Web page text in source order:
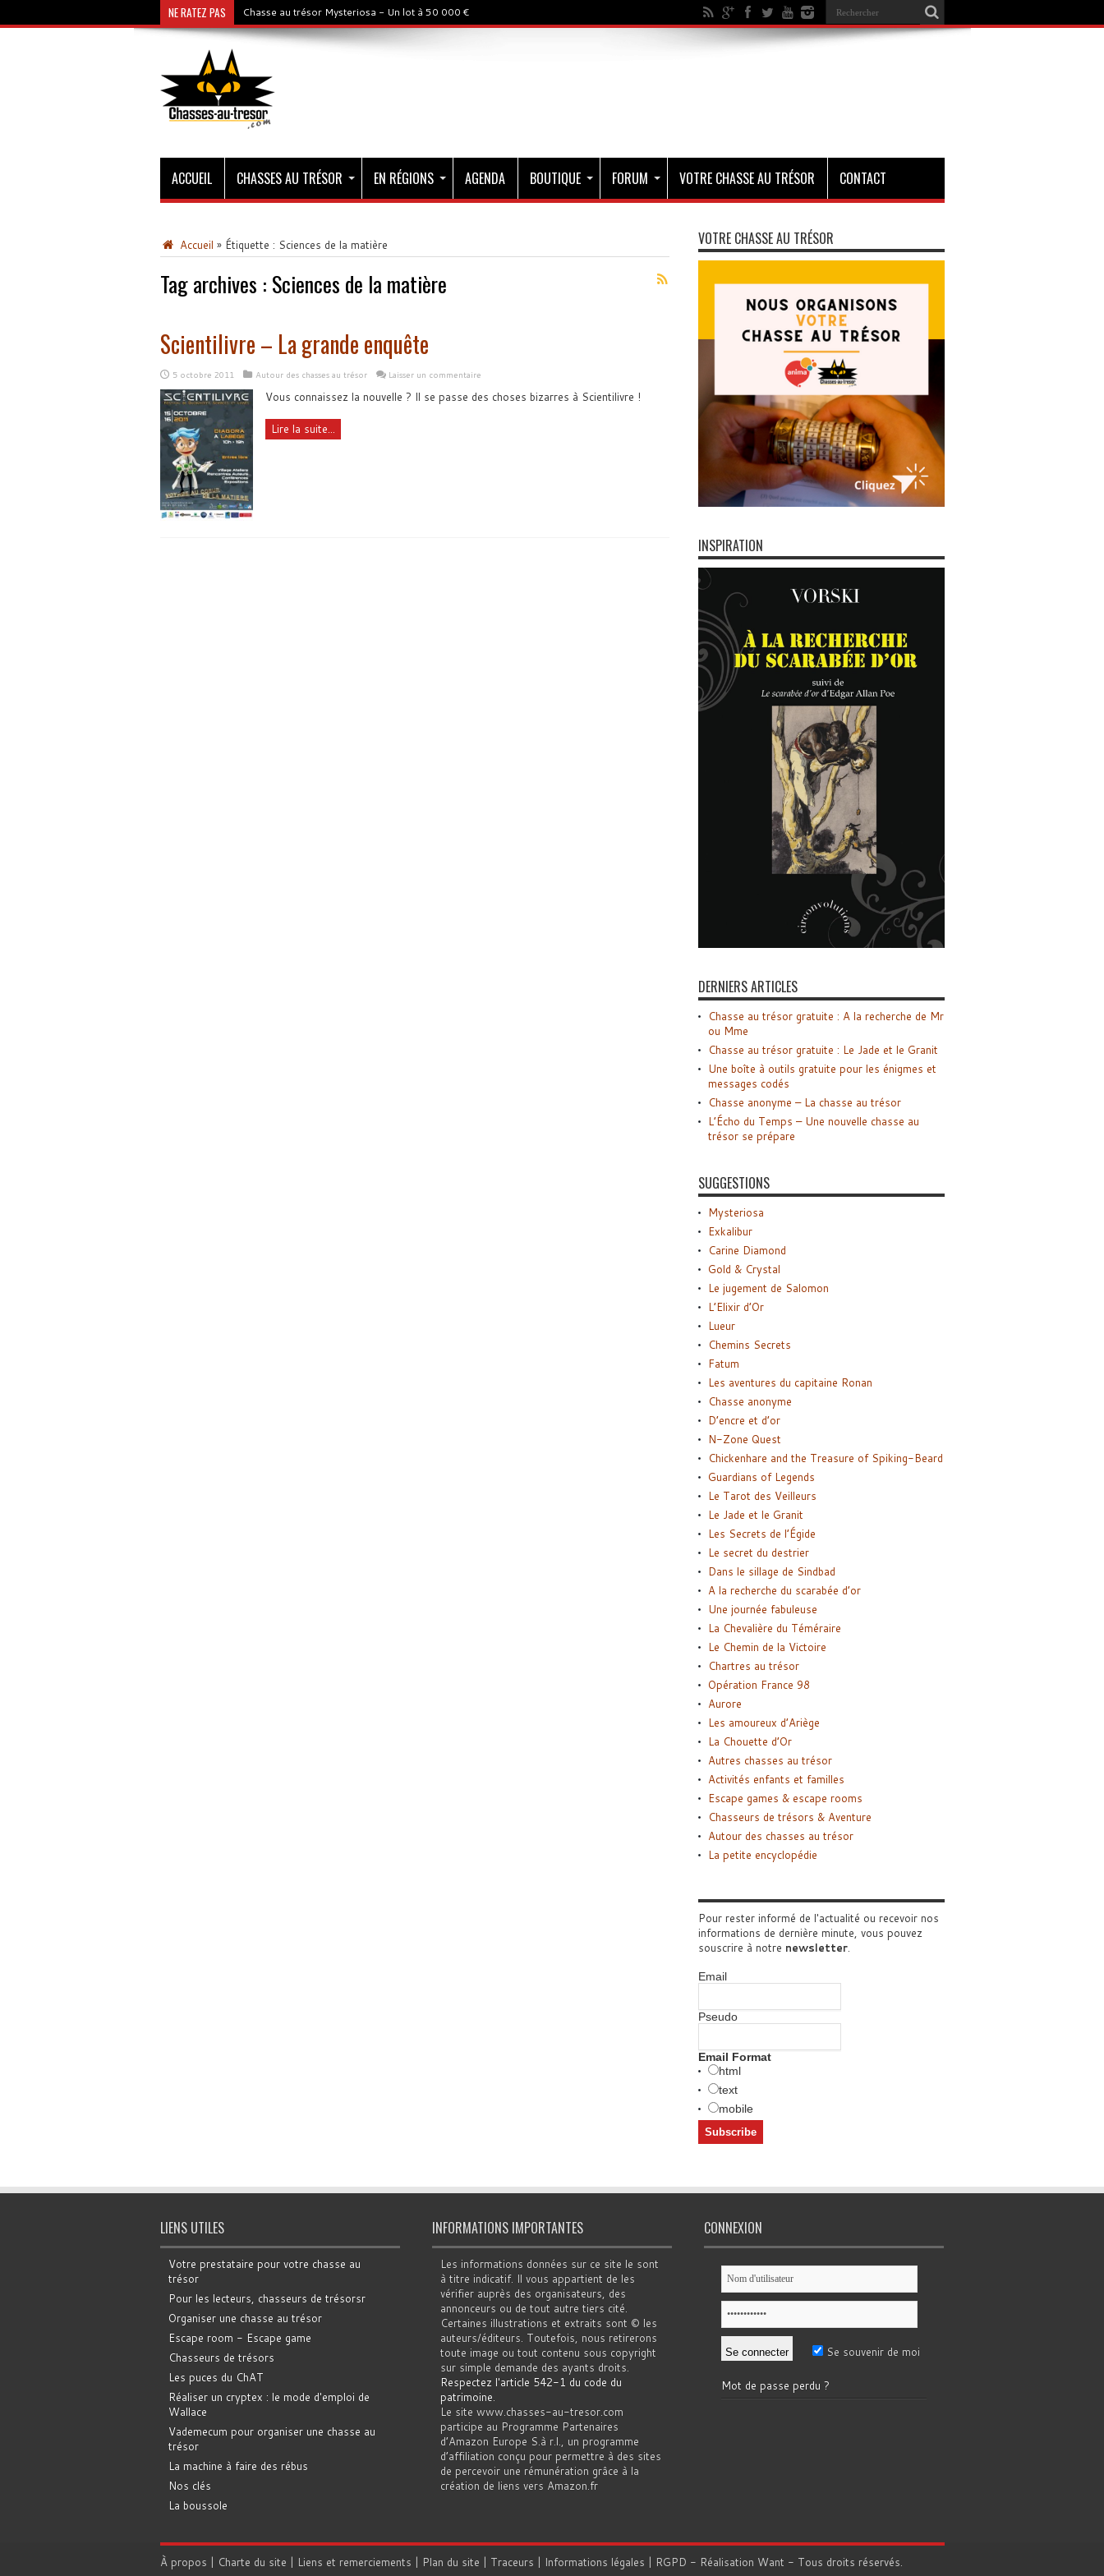
NE RATEZ PAS Chasse au trésor Mysteriosa - Un lot à 50 000 €
ACCUEIL CHASSES AU TRÉSOR EN RÉGIONS AGENDA BOUTIQUE FORUM VOTRE CHASSE AU TRÉSOR CONTACT
Accueil » Étiquette : Sciences de la matière
Tag archives : Sciences de la matière
Scientilivre – La grande enquête
5 octobre 2011 Autour des chasses au trésor Laisser un commentaire
Vous connaissez la nouvelle ? Il se passe des choses bizarres à Scientilivre !
Lire la suite...
VOTRE CHASSE AU TRÉSOR
INSPIRATION
DERNIERS ARTICLES
Chasse au trésor gratuite : A la recherche de Mr
ou Mme
Chasse au trésor gratuite : Le Jade et le Granit
Une boîte à outils gratuite pour les énigmes et
messages codés
Chasse anonyme – La chasse au trésor
L’Écho du Temps – Une nouvelle chasse au
trésor se prépare
SUGGESTIONS
Mysteriosa
Exkalibur
Carine Diamond
Gold & Crystal
Le jugement de Salomon
L’Elixir d’Or
Lueur
Chemins Secrets
Fatum
Les aventures du capitaine Ronan
Chasse anonyme
D’encre et d’or
N-Zone Quest
Chickenhare and the Treasure of Spiking-Beard
Guardians of Legends
Le Tarot des Veilleurs
Le Jade et le Granit
Les Secrets de l’Égide
Le secret du destrier
Dans le sillage de Sindbad
A la recherche du scarabée d’or
Une journée fabuleuse
La Chevalière du Téméraire
Le Chemin de la Victoire
Chartres au trésor
Opération France 98
Aurore
Les amoureux d’Ariège
La Chouette d’Or
Autres chasses au trésor
Activités enfants et familles
Escape games & escape rooms
Chasseurs de trésors & Aventure
Autour des chasses au trésor
La petite encyclopédie
Pour rester informé de l'actualité ou recevoir nos
informations de dernière minute, vous pouvez
souscrire à notre newsletter.
Email
Pseudo
Email Format
html
text
mobile
LIENS UTILES
Votre prestataire pour votre chasse au
trésor
Pour les lecteurs, chasseurs de trésorsr
Organiser une chasse au trésor
Escape room - Escape game
Chasseurs de trésors
Les puces du ChAT
Réaliser un cryptex : le mode d'emploi de
Wallace
Vademecum pour organiser une chasse au
trésor
La machine à faire des rébus
Nos clés
La boussole
INFORMATIONS IMPORTANTES
Les informations données sur ce site le sont
à titre indicatif. Il vous appartient de les
vérifier auprès des organisateurs, des
annonceurs ou de tout autre tiers cité.
Certaines illustrations et extraits sont © les
auteurs/éditeurs. Toutefois, nous retirerons
toute image ou tout contenu sous copyright
sur simple demande des ayants droits.
Respectez l'article 542-1 du code du
patrimoine.
Le site www.chasses-au-tresor.com
participe au Programme Partenaires
d’Amazon Europe S.à r.l., un programme
d’affiliation conçu pour permettre à des sites
de percevoir une rémunération grâce à la
création de liens vers Amazon.fr
CONNEXION
Se souvenir de moi
Mot de passe perdu ?
À propos | Charte du site | Liens et remerciements | Plan du site | Traceurs | Informations légales | RGPD - Réalisation Want - Tous droits réservés.